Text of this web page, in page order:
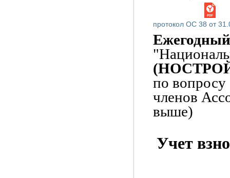
протокол ОС 38 от
по вопросу
членов
выше)
Учет